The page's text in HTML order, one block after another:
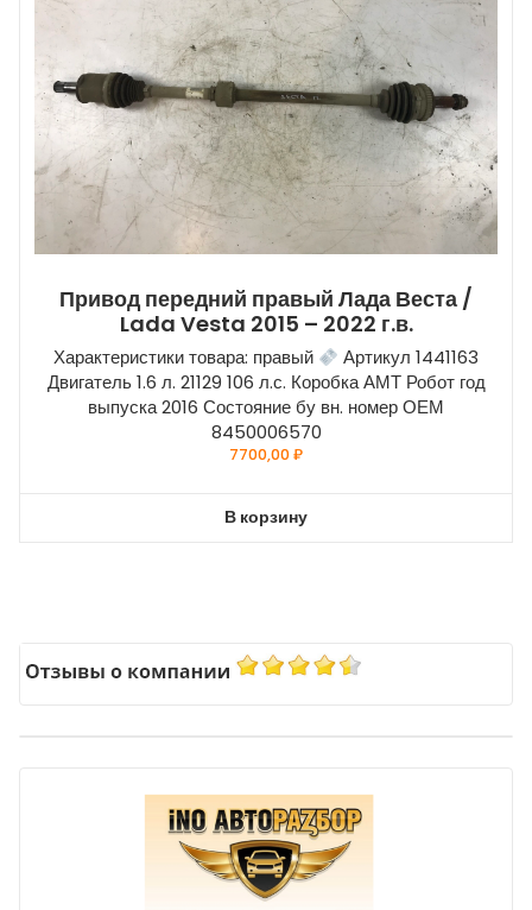
Привод передний правый Лада Веста /
Lada Vesta 2015 – 2022 г.в.
Характеристики товара: правый
Артикул 1441163
Двигатель 1.6 л. 21129 106 л.с. Коробка АМТ Робот год
выпуска 2016 Состояние бу вн. номер ОЕМ
8450006570
7700,00₽
В корзину